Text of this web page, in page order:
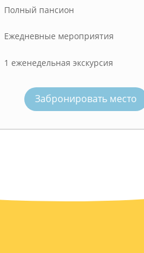
Полный пансион
Ежедневные мероприятия
1 еженедельная экскурсия
Забронировать место